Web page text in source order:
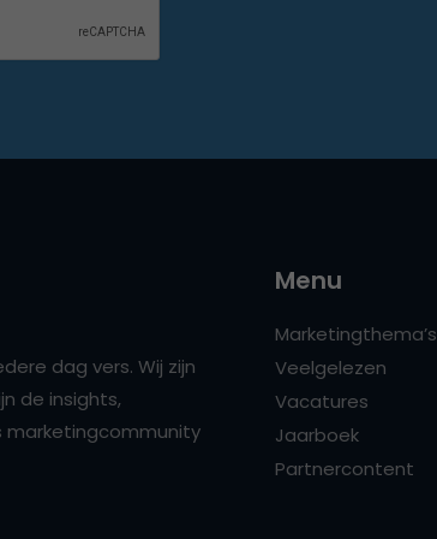
dag vers. Wij zijn
de insights,
marketingcommunity
Menu
Marketingthema’s
Veelgelezen
Vacatures
Jaarboek
Partnercontent